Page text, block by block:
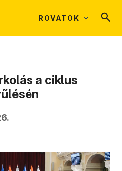
ROVATOK
a ciklus